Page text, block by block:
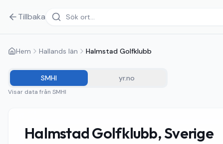
Tillbaka
Hem Hallands län Halmstad Golfklubb
SMHI yr.no
Visar data från SMHI
Halmstad Golfklubb, Sverige